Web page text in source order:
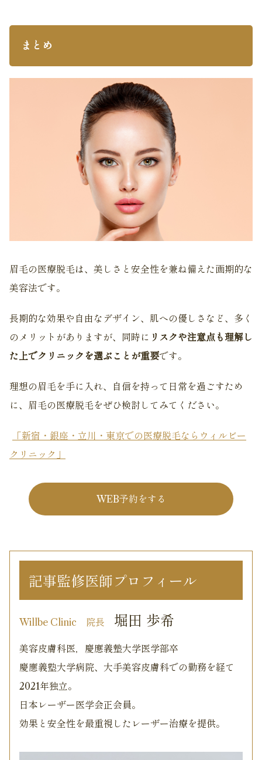
まとめ
眉毛の医療脱毛は、美しさと安全性を兼ね備えた画期的な
美容法です。
長期的な効果や自由なデザイン、肌への優しさなど、多く
のメリットがありますが、同時に リスクや注意点も理解し
た上でクリニックを選ぶことが重要です。
理想の眉毛を手に入れ、自信を持って日常を過ごすため
に、眉毛の医療脱毛をぜひ検討してみてください。
「新宿・銀座・立川・東京での医療脱毛ならウィルビー
クリニック」
WEB予約をする
記事監修医師プロフィール
Willbe Clinic 院長 堀田 歩希
美容皮膚科医，慶應義墊大学医学部卒
慶應義塾大学病院、大手美容皮膚科での勤務を経て
2021年独立。
日本レーザー医学会正会員。
効果と安全性を最重視したレーザー治療を提供。